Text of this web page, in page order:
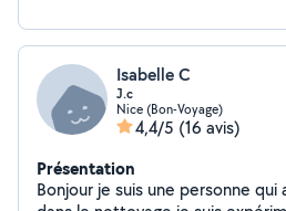
Isabelle C
J.c
Nice (Bon-Voyage)
4,4/5 (16 avis)
Présentation
Bonjour je suis une personne